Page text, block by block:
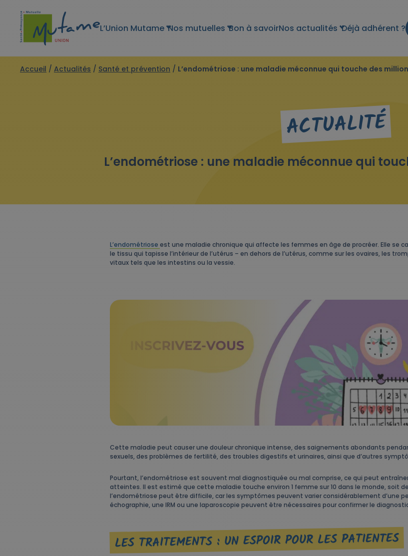
L’Union Mutame Nos mutuelles Bon à savoirNos actualités Déjà adhérent ?
Accueil / Actualités / Santé et prévention / L’endométriose : une maladie méconnue qui touche des
ACTUALITÉ
L’endométriose : une maladie méconnue qui
L’endométriose est une maladie chronique qui affecte les femmes en âge de procréer. Elle se
le tissu qui tapisse l’intérieur de l’utérus – en dehors de l’utérus, comme sur les ovaires, les
vitaux tels que les intestins ou la vessie.
Cette maladie peut causer une douleur chronique intense, des saignements abondants
sexuels, des problèmes de fertilité, des troubles digestifs et urinaires, ainsi que d’autres
Pourtant, l’endométriose est souvent mal diagnostiquée ou mal comprise, ce qui peut
atteintes. Il est estimé que cette maladie touche environ 1 femme sur 10 dans le monde, soit
l’endométriose peut être difficile, car les symptômes peuvent varier considérablement d’une
échographie, une IRM ou une laparoscopie peuvent être nécessaires pour confirmer le
LES TRAITEMENTS : UN ESPOIR POUR LES PATIENTES